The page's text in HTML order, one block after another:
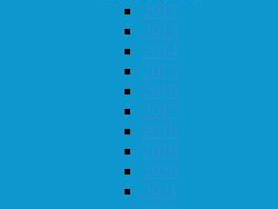
2012
2013
2014
2015
2016
2017
2018
2019
2020
2021